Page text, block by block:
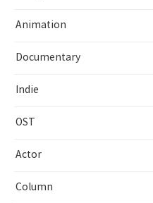
Animation
Documentary
Indie
OST
Actor
Column